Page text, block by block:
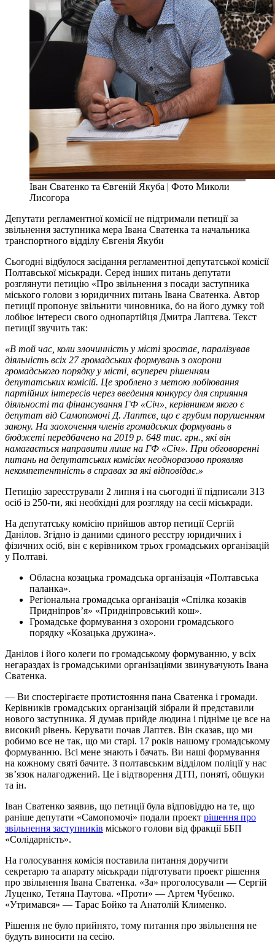
Іван Сватенко та Євгеній Якуба | Фото Миколи
Лисогора
Депутати регламентної комісії не підтримали петиції за
звільнення заступника мера Івана Сватенка та начальника
транспортного відділу Євгенія Якуби
Сьогодні відбулося засідання регламентної депутатської комісії
Полтавської міськради. Серед інших питань депутати
розглянути петицію «Про звільнення з посади заступника
міського голови з юридичних питань Івана Сватенка. Автор
петиції пропонує звільнити чиновника, бо на його думку той
лобіює інтереси свого однопартійця Дмитра Лаптєва. Текст
петиції звучить так:
«В той час, коли злочинність у місті зростає, паралізував
діяльність всіх 27 громадських формувань з охорони
громадського порядку у місті, всупереч рішенням
депутатських комісій. Це зроблено з метою лобіювання
партійних інтересів через введення конкурсу для сприяння
діяльності та фінансування ГФ «Січ», керівником якого є
депутат від Самопомочі Д. Лаптєв, що є грубим порушенням
закону. На заохочення членів громадських формувань в
бюджеті передбачено на 2019 р. 648 тис. грн., які він
намагається направити лише на ГФ «Січ». При обговоренні
питань на депутатських комісіях неодноразово проявляв
некомпетентність в справах за які відповідає.»
Петицію зареєстрували 2 липня і на сьогодні її підписали 313
осіб із 250-ти, які необхідні для розгляду на сесії міськради.
На депутатську комісію прийшов автор петиції Сергій
Данілов. Згідно із даними єдиного реєстру юридичних і
фізичних осіб, він є керівником трьох громадських організацій
у Полтаві.
Обласна козацька громадська організація «Полтавська
паланка».
Регіональна громадська організація «Спілка козаків
Придніпров’я» «Придніпровський кош».
Громадське формування з охорони громадського
порядку «Козацька дружина».
Данілов і його колеги по громадському формуванню, у всіх
негараздах із громадськими організаціями звинувачують Івана
Сватенка.
— Ви спостерігаєте протистояння пана Сватенка і громади.
Керівників громадських організацій зібрали й представили
нового заступника. Я думав прийде людина і підніме це все на
високий рівень. Керувати почав Лаптєв. Він сказав, що ми
робимо все не так, що ми старі. 17 років нашому громадському
формуванню. Всі мене знають і бачать. Ви наші формування
на кожному святі бачите. З полтавським відділом поліції у нас
зв’язок налагоджений. Це і відтворення ДТП, поняті, обшуки
та ін.
Іван Сватенко заявив, що петиції була відповіддю на те, що
раніше депутати «Самопомочі» подали проект рішення про
звільнення заступників міського голови від фракції ББП
«Солідарність».
На голосування комісія поставила питання доручити
секретарю та апарату міськради підготувати проект рішення
про звільнення Івана Сватенка. «За» проголосували — Сергій
Луценко, Тетяна Паутова. «Проти» — Артем Чубенко.
«Утримався» — Тарас Бойко та Анатолій Клименко.
Рішення не було прийнято, тому питання про звільнення не
будуть виносити на сесію.